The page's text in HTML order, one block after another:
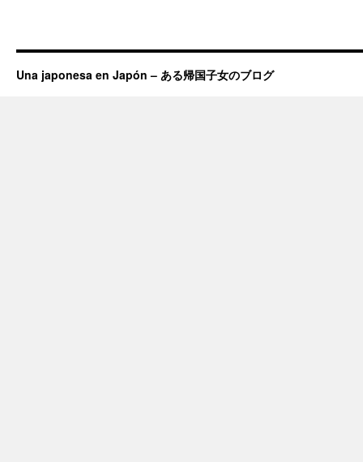
Una japonesa en Japón – ある帰国子女のブログ